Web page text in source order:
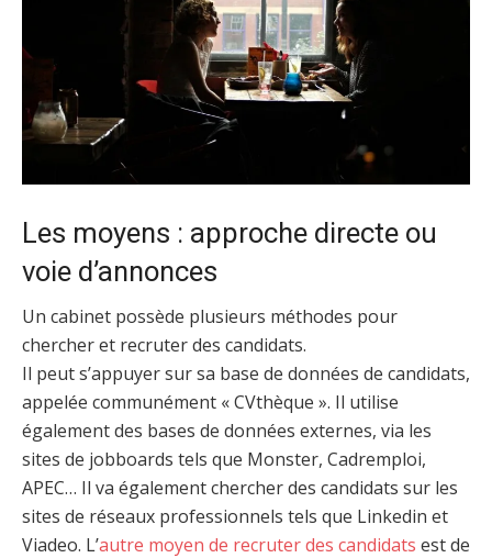
Les moyens : approche directe ou
voie d’annonces
Un cabinet possède plusieurs méthodes pour
chercher et recruter des candidats.
Il peut s’appuyer sur sa base de données de candidats,
appelée communément « CVthèque ». Il utilise
également des bases de données externes, via les
sites de jobboards tels que Monster, Cadremploi,
APEC… Il va également chercher des candidats sur les
sites de réseaux professionnels tels que Linkedin et
Viadeo. L’autre moyen de recruter des candidats est de